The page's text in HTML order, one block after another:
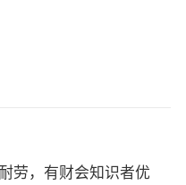
劳，有财会知识者优